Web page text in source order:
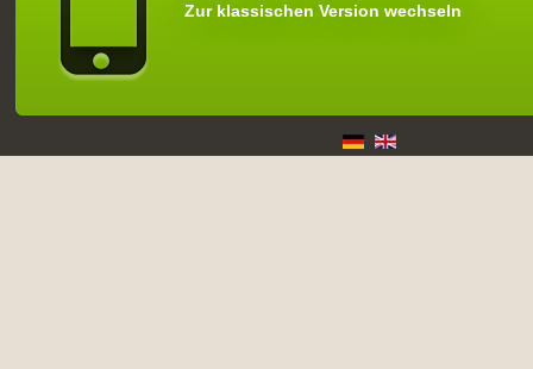
Zur klassischen Version wechseln